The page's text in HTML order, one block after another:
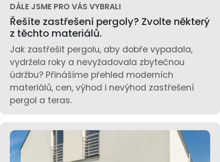
DÁLE JSME PRO VÁS VYBRALI
Řešíte zastřešení pergoly? Zvolte některý
z těchto materiálů.
Jak zastřešit pergolu, aby dobře vypadala,
vydržela roky a nevyžadovala zbytečnou
údržbu? Přinášíme přehled moderních
materiálů, cen, výhod i nevýhod zastřešení
pergol a teras.